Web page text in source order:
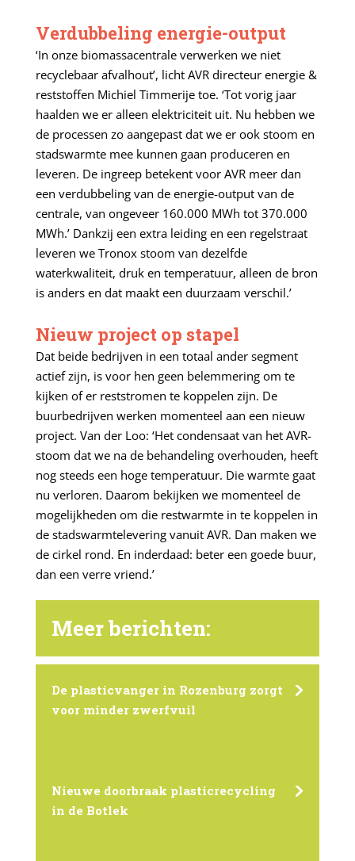
Verdubbeling energie-output
‘In onze biomassacentrale verwerken we niet
recyclebaar afvalhout’, licht AVR directeur energie &
reststoffen Michiel Timmerije toe. ‘Tot vorig jaar
haalden we er alleen elektriciteit uit. Nu hebben we
de processen zo aangepast dat we er ook stoom en
stadswarmte mee kunnen gaan produceren en
leveren. De ingreep betekent voor AVR meer dan
een verdubbeling van de energie-output van de
centrale, van ongeveer 160.000 MWh tot 370.000
MWh.’ Dankzij een extra leiding en een regelstraat
leveren we Tronox stoom van dezelfde
waterkwaliteit, druk en temperatuur, alleen de bron
is anders en dat maakt een duurzaam verschil.’
Nieuw project op stapel
Dat beide bedrijven in een totaal ander segment
actief zijn, is voor hen geen belemmering om te
kijken of er reststromen te koppelen zijn. De
buurbedrijven werken momenteel aan een nieuw
project. Van der Loo: ‘Het condensaat van het AVR-
stoom dat we na de behandeling overhouden, heeft
nog steeds een hoge temperatuur. Die warmte gaat
nu verloren. Daarom bekijken we momenteel de
mogelijkheden om die restwarmte in te koppelen in
de stadswarmtelevering vanuit AVR. Dan maken we
de cirkel rond. En inderdaad: beter een goede buur,
dan een verre vriend.’
Meer berichten:
De plasticvanger in Rozenburg zorgt
voor minder zwerfvuil
Nieuwe doorbraak plasticrecycling
in de Botlek